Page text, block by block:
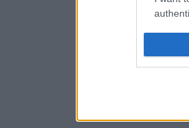
να